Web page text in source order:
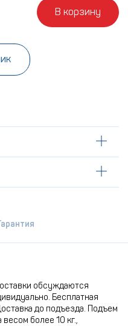
В корзину
обсуждаются
Бесплатная
до подъезда. Подъем
весом более 10 кг.,